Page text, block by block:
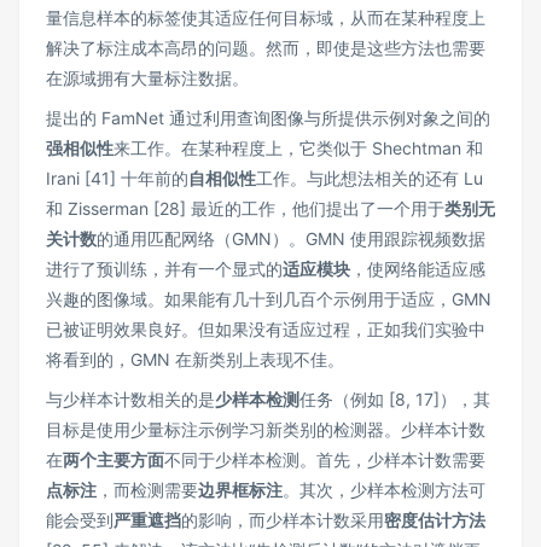
量信息样本的标签使其适应任何目标域，从而在某种程度上
解决了标注成本高昂的问题。然而，即使是这些方法也需要
在源域拥有大量标注数据。
提出的 FamNet 通过利用查询图像与所提供示例对象之间的
强相似性来工作。在某种程度上，它类似于 Shechtman 和
Irani [41] 十年前的自相似性工作。与此想法相关的还有 Lu
和 Zisserman [28] 最近的工作，他们提出了一个用于类别无
关计数的通用匹配网络（GMN）。GMN 使用跟踪视频数据
进行了预训练，并有一个显式的适应模块 ，使网络能适应感
兴趣的图像域。如果能有几十到几百个示例用于适应，GMN
已被证明效果良好。但如果没有适应过程，正如我们实验中
将看到的，GMN 在新类别上表现不佳。
与少样本计数相关的是少样本检测任务（例如 [8, 17]），其
目标是使用少量标注示例学习新类别的检测器。少样本计数
在两个主要方面不同于少样本检测。首先，少样本计数需要
点标注 ，而检测需要边界框标注。其次，少样本检测方法可
能会受到严重遮挡的影响，而少样本计数采用密度估计方法